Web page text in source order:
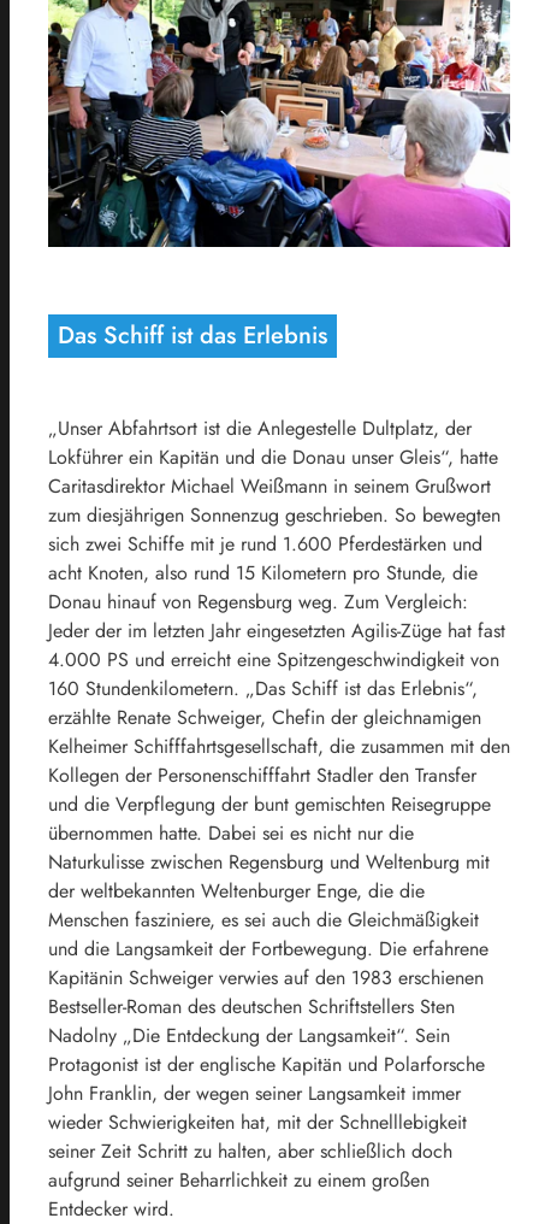
Das Schiff ist das Erlebnis
„Unser Abfahrtsort ist die Anlegestelle Dultplatz, der
Lokführer ein Kapitän und die Donau unser Gleis“, hatte
Caritasdirektor Michael Weißmann in seinem Grußwort
zum diesjährigen Sonnenzug geschrieben. So bewegten
sich zwei Schiffe mit je rund 1.600 Pferdestärken und
acht Knoten, also rund 15 Kilometern pro Stunde, die
Donau hinauf von Regensburg weg. Zum Vergleich:
Jeder der im letzten Jahr eingesetzten Agilis-Züge hat fast
4.000 PS und erreicht eine Spitzengeschwindigkeit von
160 Stundenkilometern. „Das Schiff ist das Erlebnis“,
erzählte Renate Schweiger, Chefin der gleichnamigen
Kelheimer Schifffahrtsgesellschaft, die zusammen mit den
Kollegen der Personenschifffahrt Stadler den Transfer
und die Verpflegung der bunt gemischten Reisegruppe
übernommen hatte. Dabei sei es nicht nur die
Naturkulisse zwischen Regensburg und Weltenburg mit
der weltbekannten Weltenburger Enge, die die
Menschen fasziniere, es sei auch die Gleichmäßigkeit
und die Langsamkeit der Fortbewegung. Die erfahrene
Kapitänin Schweiger verwies auf den 1983 erschienen
Bestseller-Roman des deutschen Schriftstellers Sten
Nadolny „Die Entdeckung der Langsamkeit“. Sein
Protagonist ist der englische Kapitän und Polarforsche
John Franklin, der wegen seiner Langsamkeit immer
wieder Schwierigkeiten hat, mit der Schnelllebigkeit
seiner Zeit Schritt zu halten, aber schließlich doch
aufgrund seiner Beharrlichkeit zu einem großen
Entdecker wird.